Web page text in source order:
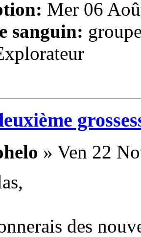
Mer 06
sanguin:
» Ven 22
des